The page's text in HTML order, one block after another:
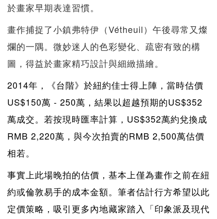
於畫家早期表達習慣。
畫作捕捉了小鎮弗特伊（Vétheuil）午後尋常又燦
爛的一隅。微妙迷人的色彩變化、疏密有致的構
圖，得益於畫家精巧設計與細緻描繪。
2014年，《台階》於紐約佳士得上陣，當時估價
US$150萬 - 250萬，結果以超越預期的US$352
萬成交。若按現時匯率計算，US$352萬約兌換成
RMB 2,220萬，與今次拍賣的RMB 2,500萬估價
相若。
事實上此場晚拍的估價，基本上僅為畫作之前在紐
約或倫敦易手的成本金額。筆者估計行方希望以此
定價策略，吸引更多內地藏家踏入「印象派及現代